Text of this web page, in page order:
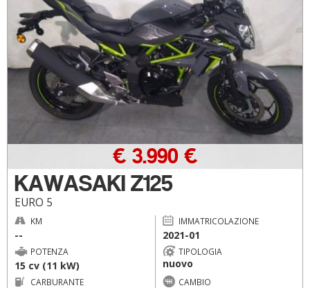
KAWASAKI Z125
EURO 5
€ 3.990 €
KM
--
IMMATRICOLAZIONE
2021-01
POTENZA
15 cv (11 kW)
TIPOLOGIA
nuovo
CARBURANTE CAMBIO